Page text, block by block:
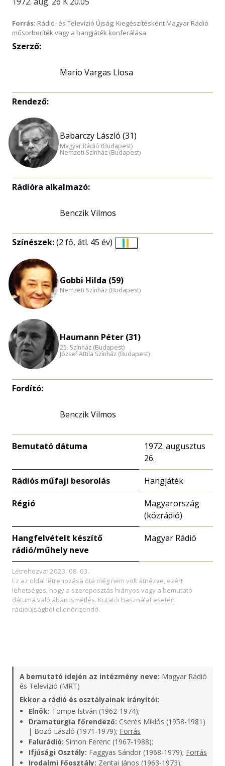
Forrás: Rádió- és Televízió Újság; Kiegészítésként Magyar Rádió
műsorboríték vagy a hangjáték konferálása
Szerző:
Mario Vargas Llosa
Rendező:
Babarczy László (31)
Magyar Rádió (Budapest)
Nemzeti Színház (Budapest)
Rádióra alkalmazó:
Benczik Vilmos
Színészek:(2 fő, átl. 45 év)
Gobbi Hilda (59)
Nemzeti Színház (Budapest)
Haumann Péter (31)
25. Színház (Budapest)
József Attila Színház (Budapest)
Fordító:
Benczik Vilmos
Bemutató dátuma
1972. augusztus
26.
Rádiós műfaji besorolás Hangjáték
Régió
Magyarország
(közrádió)
Hangfelvételt készítő
rádió/műhely neve
Magyar Rádió
Létrehozva: 2023. 08. 03.
Ez az oldal létrehozása óta még nem volt átnézve, ezért
lehetséges, hogy a szereposztás hiányos vagy a bemutató
dátuma valójában ismétlés. Kutatói használat esetén
rádióújságból ellenőrizendő.
A bemutató idején az intézmény neve: Magyar Rádió
és Televízió (MRT)
Ekkor a rádió és osztályainak irányítói:
Elnök: Tömpe István (1962-1974);
Dramaturgia főrendező: Cserés Miklós (1958-1981)
| Bozó László (1971-1979); Forrás
Falurádió: Simon Ferenc (1967-1988);
Ifjúsági Osztály: Faggyas Sándor (1968-1979); Forrás
Irodalmi Főosztály: Zentai János (1963-1973);